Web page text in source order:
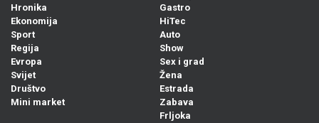
Hronika
Ekonomija
Sport
Regija
Evropa
Svijet
Društvo
Mini market
Gastro
HiTec
Auto
Show
Sex i grad
Žena
Estrada
Zabava
Frljoka